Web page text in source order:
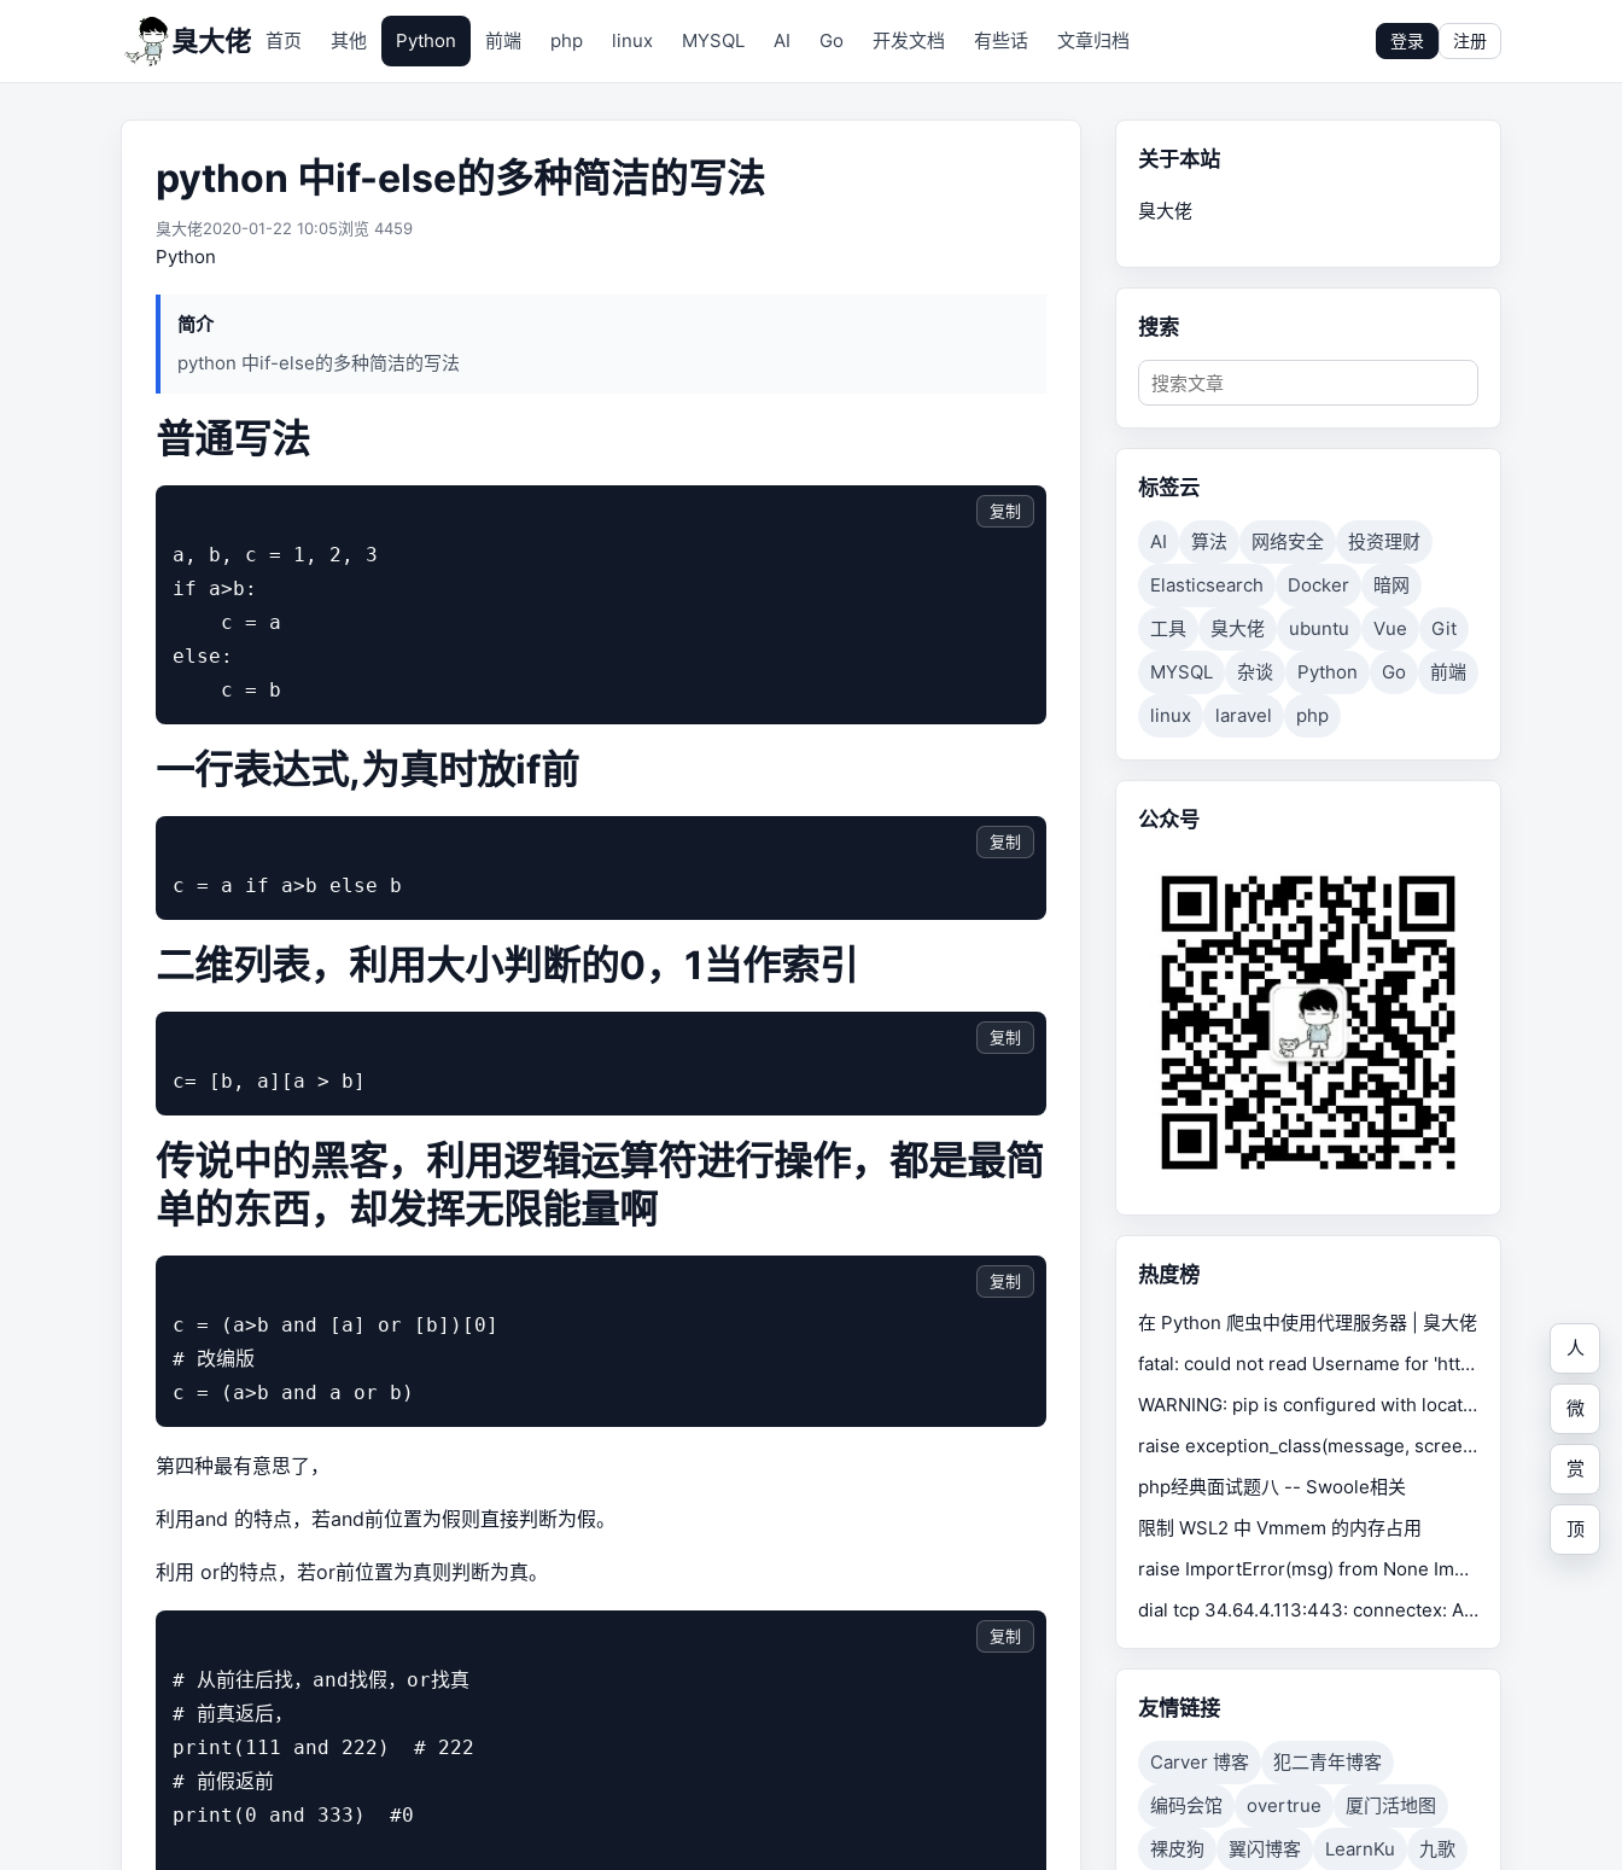
臭大佬 首页 其他 Python 前端 php linux MYSQL AI Go 开发文档 有些话 文章归档 登录 注册
python 中if-else的多种简洁的写法
臭大佬2020-01-22 10:05浏览 4459
Python
简介
python 中if-else的多种简洁的写法
普通写法
a, b, c = 1, 2, 3
if a>b:
    c = a
else:
复制
一行表达式,为真时放if前
复制
二维列表，利用大小判断的0，1当作索引
复制
传说中的黑客，利用逻辑运算符进行操作，都是最简
单的东西，却发挥无限能量啊
c = (a>b and [a] or [b])[0]
# 改编版
复制
第四种最有意思了，
利用and 的特点，若and前位置为假则直接判断为假。
利用 or的特点，若or前位置为真则判断为真。
# 从前往后找，and找假，or找真
# 前真返后，
print(111 and 222)  # 222
# 前假返前
print(0 and 333)  #0
复制
关于本站
臭大佬
搜索
标签云
AI 算法 网络安全
投资理财
Elasticsearch
Docker
暗网
工具
臭大佬 ubuntu Vue
Git
MYSQL
杂谈 Python Go
前端
linux
laravel php
公众号
热度榜
在 Python 爬虫中使用代理服务器 | 臭大佬
fatal: could not read Username for 'https://gitee.com': No such device or address
WARNING: pip is configured with locations that require TLS/SSL, however the ssl module in Python is not available.
raise exception_class(message, screen, stacktrace) selenium.common.exceptions.SessionNotCreatedException
php经典面试题八 -- Swoole相关
限制 WSL2 中 Vmmem 的内存占用
raise ImportError(msg) from None ImportError: Missing optional dependency 'xlrd'. Install xlrd >= 1.0.0 for Excel support Use pip or conda to install xlrd.
dial tcp 34.64.4.113:443: connectex: A connection attempt failed because the connected party did not properly respond after a period of time, or established connection failed because connected host has failed to respond.
友情链接
Carver 博客
犯二青年博客
编码会馆
overtrue
厦门活地图
裸皮狗
翼闪博客 LearnKu
九歌
人
微
赏
顶